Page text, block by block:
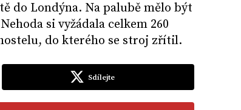
do Londýna. Na palubě mělo být
si vyžádala celkem 260
do kterého se stroj zřítil.
Sdílejte